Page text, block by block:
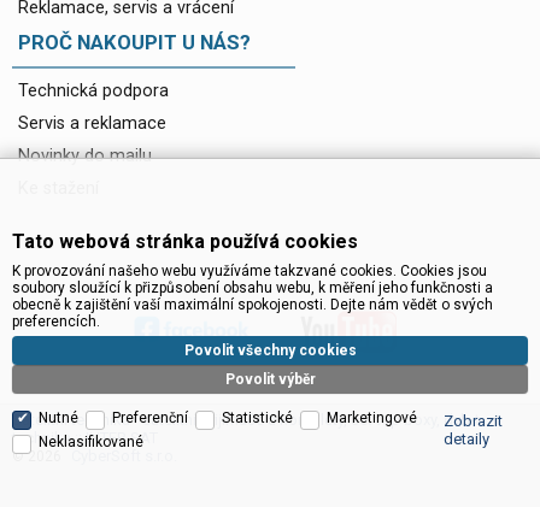
Reklamace, servis a vrácení
PROČ NAKOUPIT U NÁS?
Technická podpora
Servis a reklamace
Novinky do mailu
Satelitní technika - satelitní přijímače a komplety, set top boxy, dvb-t
technika :: INTER SAT
© 2026
Tato webová stránka používá cookies
K provozování našeho webu využíváme takzvané cookies. Cookies jsou
soubory sloužící k přizpůsobení obsahu webu, k měření jeho funkčnosti a
obecně k zajištění vaší maximální spokojenosti. Dejte nám vědět o svých
preferencích.
Povolit výběr
Povolit všechny cookies
Nutné Preferenční Statistické
Marketingové
Neklasifikované
Zobrazit
detaily